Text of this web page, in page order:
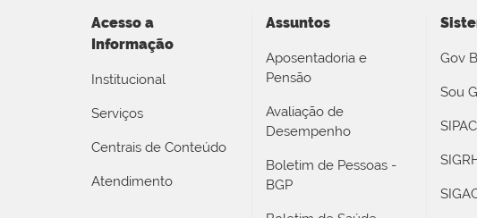
Acesso a
Informação
Institucional
Serviços
Centrais de Conteúdo
Atendimento
Assuntos
Aposentadoria e
Pensão
Avaliação de
Desempenho
Boletim de Pessoas -
BGP
Gov
Sou
SIPAC